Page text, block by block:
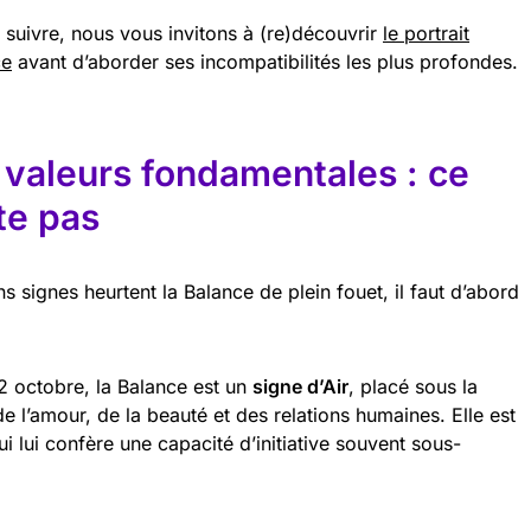
nous vous invitons à (re)découvrir le portrait
avant d’aborder ses incompatibilités les plus profondes.
fondamentales : ce
pas
signes heurtent la Balance de plein fouet, il faut d’abord
octobre, la Balance est un signe d’Air, placé sous la
l’amour, de la beauté et des relations humaines. Elle est
lui confère une capacité d’initiative souvent sous-